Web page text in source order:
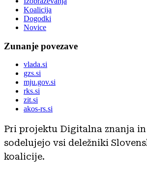
Koalicija
Dogodki
Novice
Zunanje povezave
vlada.si
gzs.si
mju.gov.si
rks.si
zit.si
akos-rs.si
Pri projektu Digitalna znanja
sodelujejo vsi deležniki
koalicije.